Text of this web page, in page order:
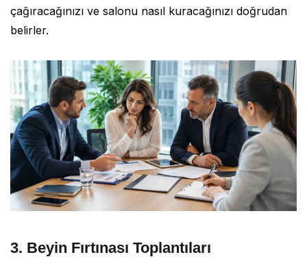
çağıracağınızı ve salonu nasıl kuracağınızı doğrudan
belirler.
3. Beyin Fırtınası Toplantıları